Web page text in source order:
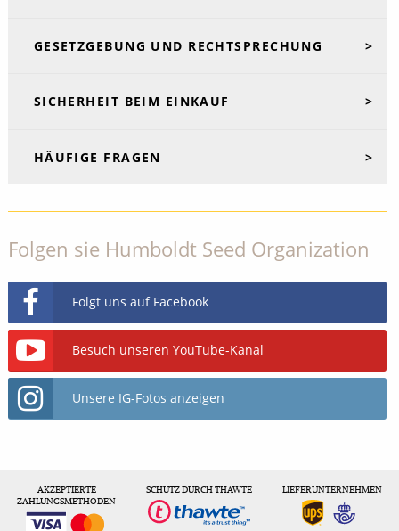
GESETZGEBUNG UND RECHTSPRECHUNG
SICHERHEIT BEIM EINKAUF
HÄUFIGE FRAGEN
Folgen sie Humboldt Seed Organization
Folgt uns auf Facebook
Besuch unseren YouTube-Kanal
Unsere IG-Fotos anzeigen
AKZEPTIERTE
ZAHLUNGSMETHODEN
SCHUTZ DURCH THAWTE LIEFERUNTERNEHMEN